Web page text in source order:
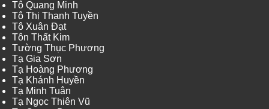
Tô Quang Minh
Tô Thị Thanh Tuyền
Tô Xuân Đạt
Tôn Thất Kim
Tường Thục Phương
Tạ Gia Sơn
Tạ Hoàng Phương
Tạ Khánh Huyền
Tạ Minh Tuân
Tạ Ngọc Thiên Vũ